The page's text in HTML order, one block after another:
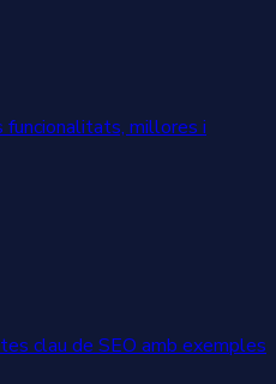
millores i
clau de SEO amb exemples